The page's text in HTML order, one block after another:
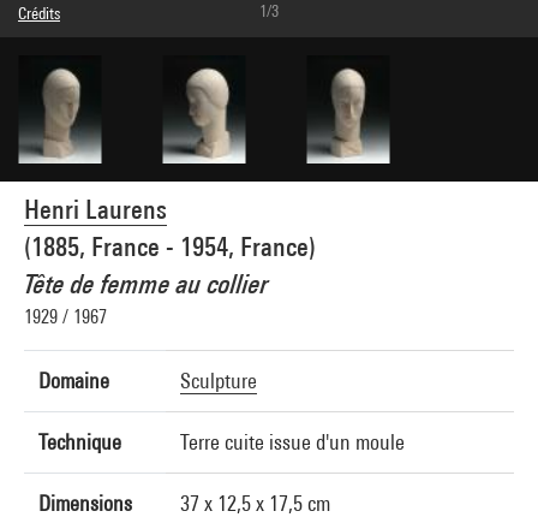
Henri Laurens
(1885, France - 1954, France)
Tête de femme au collier
1929 / 1967
Domaine Sculpture
Technique Terre cuite issue d'un moule
Dimensions 37 x 12,5 x 17,5 cm
Crédits
Légende : Vue de 3/4
Crédit photographique : Centre Pompidou, MNAM-CCI/G. Meguerditchian et Ph.
Migeat/Dist. GrandPalaisRmn
Réf. image : 4N06592
Diffusion image :
GrandPalaisRmnPhoto
1/3